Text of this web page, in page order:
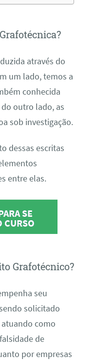
através do
um lado, temos a
conhecida
outro lado, as
sob investigação.
dessas escritas
entre elas.
SE
CURSO
Grafotécnico?
seu
solicitado
como
de
por empresas